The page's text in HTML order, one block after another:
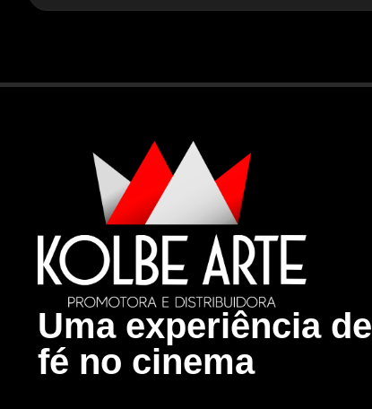
Uma experiência de
fé no cinema